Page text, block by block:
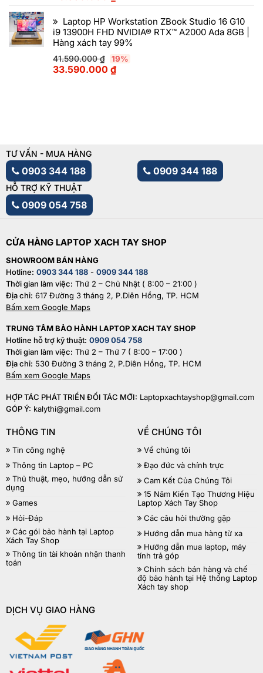
Laptop HP Workstation ZBook Studio 16 G10
i9 13900H FHD NVIDIA® RTX™ A2000 Ada 8GB |
Hàng xách tay 99%
41.590.000₫ 19%
33.590.000 ₫
TƯ VẤN - MUA HÀNG
0903 344 188 0909 344 188
HỖ TRỢ KỸ THUẬT
0909 054 758
CỬA HÀNG LAPTOP XACH TAY SHOP
SHOWROOM BÁN HÀNG
Hotline: 0903 344 188 - 0909 344 188
Thời gian làm việc: Thứ 2 – Chủ Nhật ( 8:00 – 21:00 )
Địa chỉ: 617 Đường 3 tháng 2, P.Diên Hồng, TP. HCM
Bấm xem Google Maps
TRUNG TÂM BẢO HÀNH LAPTOP XACH TAY SHOP
Hotline hỗ trợ kỹ thuật: 0909 054 758
Thời gian làm việc: Thứ 2 – Thứ 7 ( 8:00 – 17:00 )
Địa chỉ: 530 Đường 3 tháng 2, P.Diên Hồng, TP. HCM
Bấm xem Google Maps
HỢP TÁC PHÁT TRIỂN ĐỐI TÁC MỚI: Laptopxachtayshop@gmail.com
GÓP Ý: kalythi@gmail.com
THÔNG TIN
Tin công nghệ
Thông tin Laptop – PC
Thủ thuật, mẹo, hướng dẫn sử
dụng
Games
Hỏi-Đáp
Các gói bảo hành tại Laptop
Xách Tay Shop
Thông tin tài khoản nhận thanh
toán
VỀ CHÚNG TÔI
Về chúng tôi
Đạo đức và chính trực
Cam Kết Của Chúng Tôi
15 Năm Kiến Tạo Thương Hiệu
Laptop Xách Tay Shop
Các câu hỏi thường gặp
Hướng dẫn mua hàng từ xa
Hướng dẫn mua laptop, máy
tính trả góp
Chính sách bán hàng và chế
độ bảo hành tại Hệ thống Laptop
Xách tay shop
DỊCH VỤ GIAO HÀNG